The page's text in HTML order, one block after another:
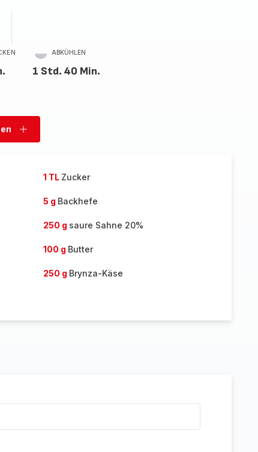
ABKÜHLEN
1 Std. 40 Min.
Personen
1 TL Zucker
5 g Backhefe
250 g saure Sahne 20%
100 g Butter
250 g Brynza-Käse